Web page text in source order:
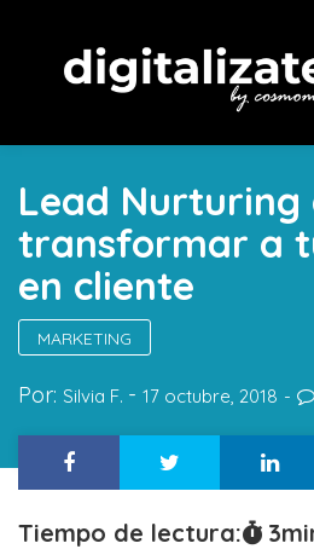
Lead Nurturing
transformar a
en cliente
MARKETING
Por: Silvia F. 17 octubre, 2018
Tiempo de lectura: 3